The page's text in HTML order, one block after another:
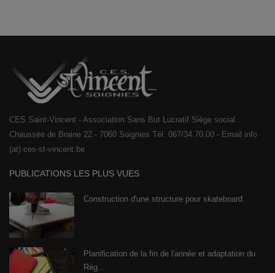
CES Saint-Vincent - Association Sans But Lucratif Siège social :
Chaussée de Braine 22 - 7060 Soignies Tél. 067/34.70.00 - Email info
(at) ces-st-vincent.be
PUBLICATIONS LES PLUS VUES
Construction d'une structure pour skateboard
Planification de la fin de l'année et adaptation du
Règ...